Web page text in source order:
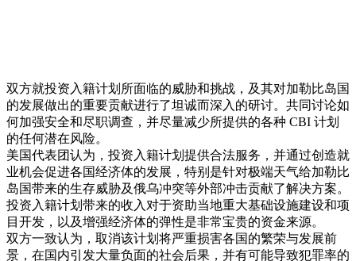
双方就投资入籍计划所面临的威胁和挑战，及其对加勒比岛国
的发展做出的重要贡献进行了坦诚而深入的研讨。共同讨论如
何加强安全和尽职调查，并尽量减少所提供的各种 CBI 计划
的任何潜在风险。
美国代表团认为，投资入籍计划提供合法服务，并通过创造就
业机会促进各国经济体的发展，特别是针对极端天气给加勒比
岛国带来的生存威胁及俄乌冲突等外部冲击贡献了解决方案。
投资入籍计划带来的收入对于资助当地重大基础设施建设和项
目开发，以及增强经济体的弹性是非常宝贵的资金来源。
双方一致认为，取消该计划将严重损害各国的繁荣与发展前
景，在国内引发大量负面的社会后果，并有可能导致犯罪率的